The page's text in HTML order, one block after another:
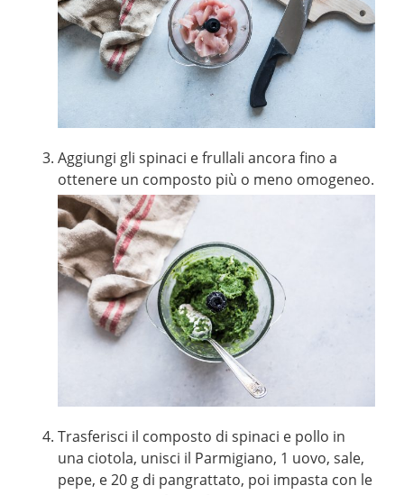
Aggiungi gli spinaci e frullali ancora fino a
ottenere un composto più o meno omogeneo.
Trasferisci il composto di spinaci e pollo in
una ciotola, unisci il Parmigiano, 1 uovo, sale,
pepe, e 20 g di pangrattato, poi impasta con le